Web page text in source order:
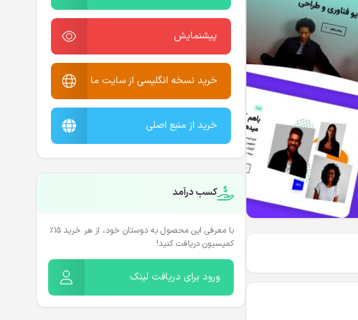
پیشنمایش
خرید نسخه انگلیسی از سایت ما
خرید از منبع اصلی
کسب درآمد
با معرفی این محصول به دوستان خود، از هر خرید ۱۵٪
کمیسیون دریافت کنید!
ورود برای دریافت لینک